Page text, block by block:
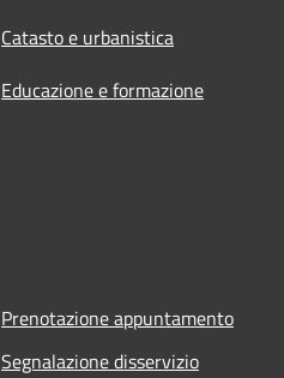
Catasto e urbanistica
Educazione e formazione
Prenotazione appuntamento
Segnalazione disservizio